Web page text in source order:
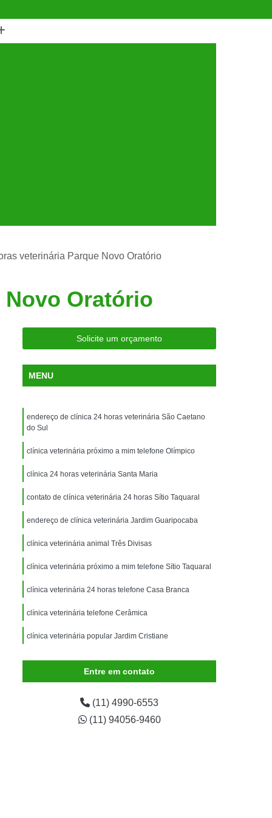
Gatos
Clínica Veterinária Mais Próxima
Clínica Veterinária São Caetano
para Silvestres
para Animais Silvestres
Consulta para Animais Silvestres
Santo André
Consulta para Animal Silvestre
Veterinária para Animais Silvestres
Exame de Eletrocardiograma Veterinário
Exame de Imagem para Animais
Exame de Radiologia para Animais
Exame de Sangue para Animais
Exame para Animais São Caetano
Animal
Internação de Animais
para Cachorro
Internação para Cães
Internação para Gatos
Uti Veterinária
Internação Veterinária São Caetano
Limpeza de Tártaro para Cães
São Caetano
Cachorro
veterinária Parque Novo Oratório
Novo Oratório
Solicite um orçamento
MENU
endereço de clínica 24 horas veterinária São Caetano
do Sul
clínica veterinária próximo a mim telefone Olímpico
clínica 24 horas veterinária Santa Maria
contato de clínica veterinária 24 horas Sítio Taquaral
endereço de clínica veterinária Jardim Guaripocaba
clínica veterinária animal Três Divisas
clínica veterinária próximo a mim telefone Sítio Taquaral
clínica veterinária 24 horas telefone Casa Branca
clínica veterinária telefone Cerâmica
clínica veterinária popular Jardim Cristiane
Entre em contato
(11) 4990-6553
(11) 94056-9460